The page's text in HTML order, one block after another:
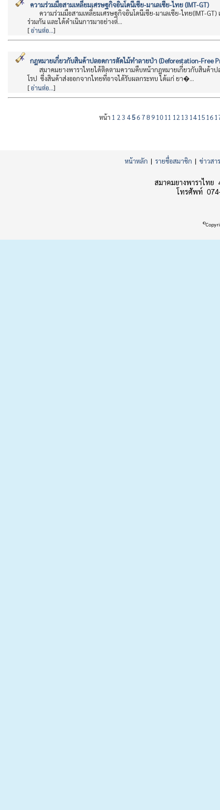
ความร่วมมือสามเหลี่ยมเศรษฐกิจอินโดนีเซีย-มาเลเซีย-ไทย (IMT-GT)
ความร่วมมือสามเหลี่ยมเศรษฐกิจอินโดนีเซีย-มาเลเซีย-ไทย(IMT-
ร่วมกัน และได้ดำเนินการมาอย่างต่...
[อ่านต่อ...]
กฎหมายเกี่ยวกับสินค้าปลอดการตัดไม้ทำลายป่า (Deforestation-Free
สมาคมยางพาราไทยได้ติดตามความคืบหน้ากฎหมายเกี่ยวกับสินค้
โรป ซึ่งสินค้าส่งออกจากไทยที่อาจได้รับผลกระทบ ได้แก่ ยา�...
[อ่านต่อ...]
หน้า 1 2 3 456 78 9 10 11 12 13 1415 16
หน้าหลัก | รายชื่อสมาชิก | ข่าวสาร
สมาคมยางพาราไทย
โทรศัพท์
©